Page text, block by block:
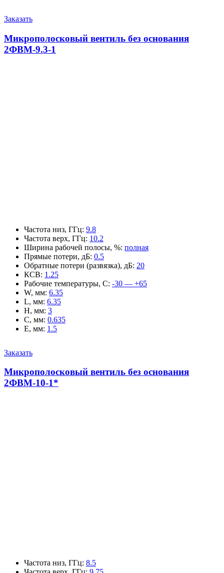
Заказать
Микрополосковый вентиль без основания
2ФВМ-9.3-1
Частота низ, ГГц: 9.8
Частота верх, ГГц: 10.2
Ширина рабочей полосы, %: полная
Прямые потери, дБ: 0.5
Обратные потери (развязка), дБ: 20
КСВ: 1.25
Рабочие температуры, С: -30 — +65
W, мм: 6.35
L, мм: 6.35
H, мм: 3
C, мм: 0.635
E, мм: 1.5
Заказать
Микрополосковый вентиль без основания
2ФВМ-10-1*
Частота низ, ГГц: 8.5